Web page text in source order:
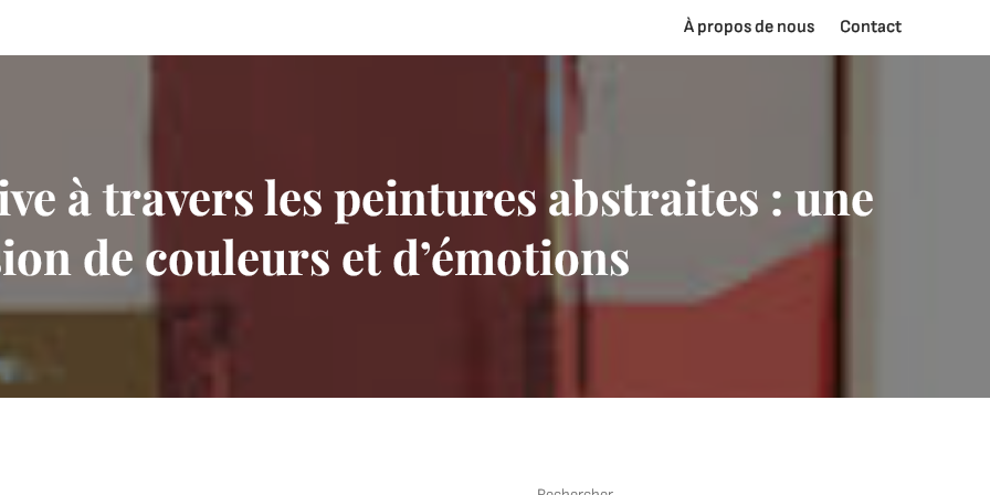
À propos de nous Contact
à travers les peintures abstraites : une
de couleurs et d’émotions